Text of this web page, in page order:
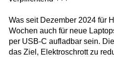
Was seit Dezember 2024 für
Wochen auch für neue
per USB-C aufladbar sein.
das Ziel, Elektroschrott zu